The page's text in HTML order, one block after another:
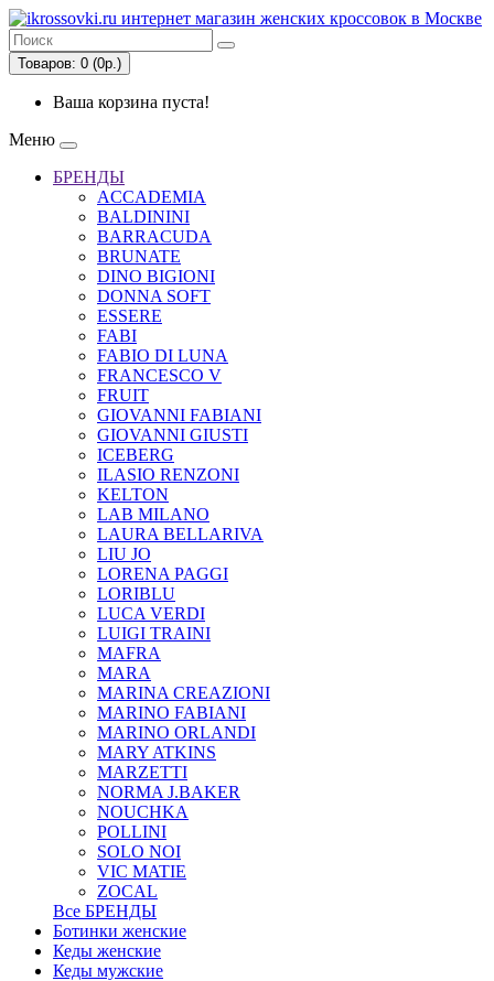
Товаров: 0 (0р.)
Ваша корзина пуста!
Меню
БРЕНДЫ
ACCADEMIA
BALDININI
BARRACUDA
BRUNATE
DINO BIGIONI
DONNA SOFT
ESSERE
FABI
FABIO DI LUNA
FRANCESCO V
FRUIT
GIOVANNI FABIANI
GIOVANNI GIUSTI
ICEBERG
ILASIO RENZONI
KELTON
LAB MILANO
LAURA BELLARIVA
LIU JO
LORENA PAGGI
LORIBLU
LUCA VERDI
LUIGI TRAINI
MAFRA
MARA
MARINA CREAZIONI
MARINO FABIANI
MARINO ORLANDI
MARY ATKINS
MARZETTI
NORMA J.BAKER
NOUCHKA
POLLINI
SOLO NOI
VIC MATIE
ZOCAL
Все БРЕНДЫ
Ботинки женские
Кеды женские
Кеды мужские